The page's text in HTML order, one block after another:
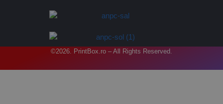
©2026. PrintBox.ro – All Rights Reserved.